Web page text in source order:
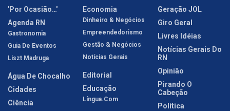
'Por Ocasião…'
Agenda RN
Gastronomia
Guia De Eventos
Liszt Madruga
Água De Chocalho
Cidades
Ciência
Economia
Dinheiro & Negócios
Empreendedorismo
Gestão & Negócios
Notícias Gerais
Editorial
Educação
Língua.com
Geração JOL
Giro Geral
Livres Idéias
Notícias Gerais Do
RN
Opinião
Pirando O
Cabeção
Política